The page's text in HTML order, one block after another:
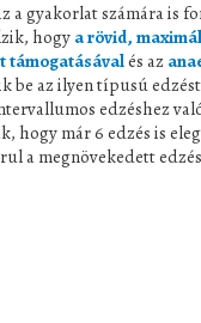
a gyakorlat számára is
hogy a rövid,
támogatásávalés az
be az ilyen típusú
edzéshez
hogy már 6 edzés is
a megnövekedett